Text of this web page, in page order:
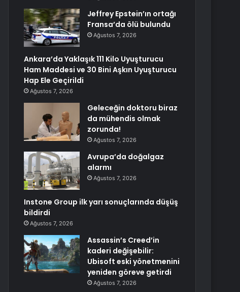
Jeffrey Epstein’ın ortağı
Fransa’da ölü bulundu
Ağustos 7, 2026
Ankara’da Yaklaşık 111 Kilo Uyuşturucu
Ham Maddesi ve 30 Bini Aşkın Uyuşturucu
Hap Ele Geçirildi
Ağustos 7, 2026
Geleceğin doktoru biraz
da mühendis olmak
zorunda!
Ağustos 7, 2026
Avrupa’da doğalgaz
alarmı
Ağustos 7, 2026
Instone Group ilk yarı sonuçlarında düşüş
bildirdi
Ağustos 7, 2026
Assassin’s Creed’in
kaderi değişebilir:
Ubisoft eski yönetmenini
yeniden göreve getirdi
Ağustos 7, 2026